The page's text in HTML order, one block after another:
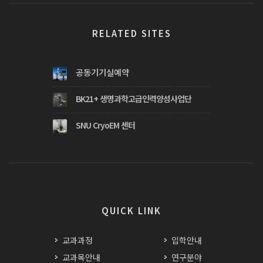
RELATED SITES
공동기기실예약
BK21+ 생명과학고급인력양성사업단
SNU CryoEM 센터
QUICK LINK
교과과정
교과목안내
입학안내
연구분야